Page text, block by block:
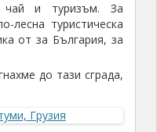
чай и туризъм. За
лесна туристическа
от за България, за
до тази сграда,